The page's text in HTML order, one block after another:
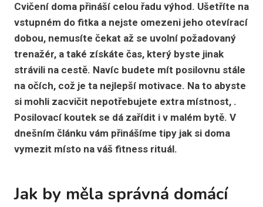
Cvičení doma přináší celou řadu výhod. Ušetříte na
vstupném do fitka a nejste omezeni jeho otevírací
dobou, nemusíte čekat až se uvolní požadovaný
trenažér, a také získáte čas, který byste jinak
strávili na cestě. Navíc budete mít posilovnu stále
na očích, což je ta nejlepší motivace. Na to abyste
si mohli zacvičit nepotřebujete extra místnost, .
Posilovací koutek se dá zařídit i v malém bytě. V
dnešním článku vám přinášíme tipy jak si doma
vymezit místo na váš fitness rituál.
Jak by měla správná domácí